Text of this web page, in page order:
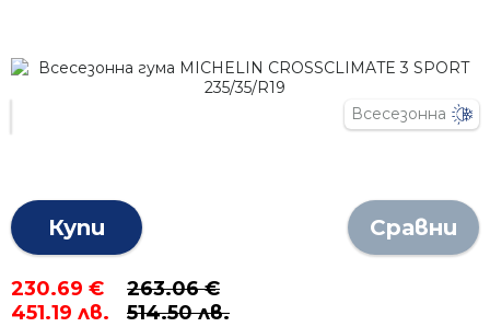
Всесезонна
Купи Сравни
230.69 €
451.19 лв.
263.06 €
514.50 лв.